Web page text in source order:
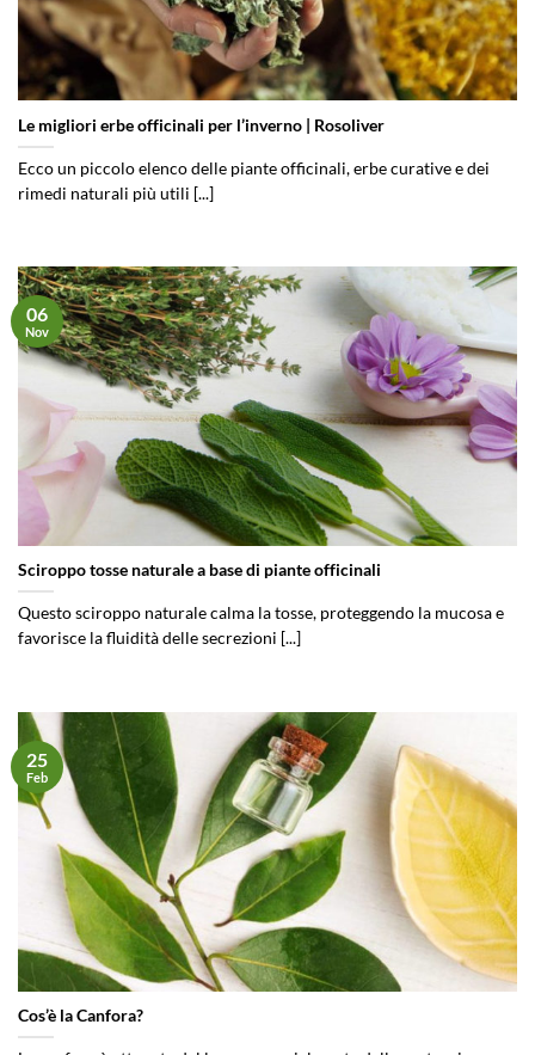
Le migliori erbe officinali per l’inverno | Rosoliver
Ecco un piccolo elenco delle piante officinali, erbe curative e dei
rimedi naturali più utili [...]
Sciroppo tosse naturale a base di piante officinali
Questo sciroppo naturale calma la tosse, proteggendo la mucosa e
favorisce la fluidità delle secrezioni [...]
06
Nov
Cos’è la Canfora?
25
Feb